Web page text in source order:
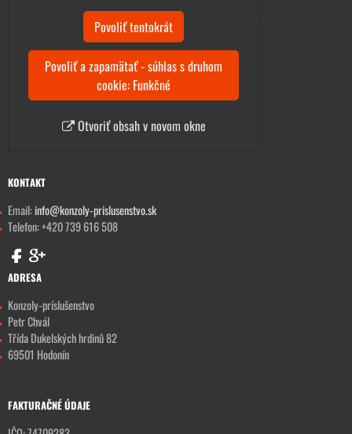
Povoliť tentokrát
Povoliť a zapamätať - súhlas s druhom
cookie: Funkčné
Otvoriť obsah v novom okne
KONTAKT
Email:info@konzoly-prislusenstvo.sk
Telefon: +420 739 616 508
ADRESA
Konzoly-príslušenstvo
Petr Chvál
Třída Dukelských hrdinů 82
69501 Hodonín
FAKTURAČNÉ ÚDAJE